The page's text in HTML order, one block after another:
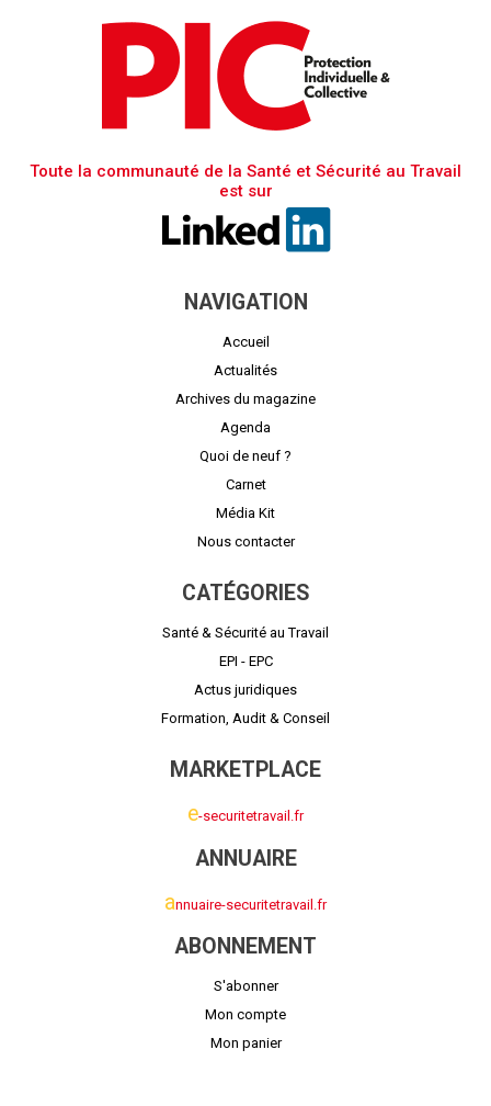
Toute la communauté de la Santé et Sécurité au Travail
est sur
NAVIGATION
Accueil
Actualités
Archives du magazine
Agenda
Quoi de neuf ?
Carnet
Média Kit
Nous contacter
CATÉGORIES
Santé & Sécurité au Travail
EPI - EPC
Actus juridiques
Formation, Audit & Conseil
MARKETPLACE
e-securitetravail.fr
ANNUAIRE
annuaire-securitetravail.fr
ABONNEMENT
S'abonner
Mon compte
Mon panier